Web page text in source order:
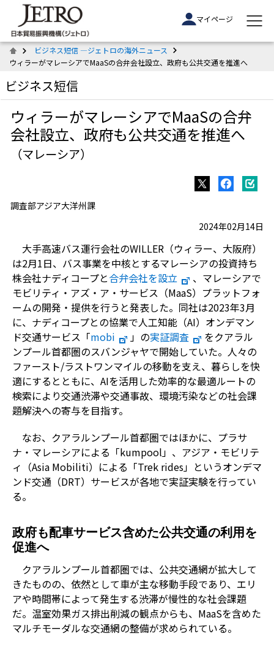
マイページ
ビジネス短信 ―ジェトロの海外ニュース
ウィラーがマレーシアでMaaSの合弁会社設立、政府も公共交通を推進へ
ビジネス短信
ウィラーがマレーシアでMaaSの合弁
会社設立、政府も公共交通を推進へ
（マレーシア）
調査部アジア大洋州課
2024年02月14日
大手高速バス運行会社のWILLER（ウィラー、大阪府）
は2月1日、バス事業を中核とするマレーシアの投資持ち
株会社ナディコープと合弁会社を設立
、マレーシアで
モビリティ・アズ・ア・サービス（MaaS）プラットフォ
ームの開発・提供を行うと発表した。同社は2023年3月
に、ナディコープとの協業で人工知能（AI）オンデマン
ド交通サービス「mobi 」の実証調査
をクアラル
ンプール首都圏のスバンジャヤで開始していた。人々の
ファースト/ラストワンマイルの移動を支え、暮らしを快
適にするとともに、AIを活用した効率的な最適ルートの
検索により交通渋滞や交通事故、環境汚染などの社会課
題解決への寄与を目指す。
なお、クアラルンプール首都圏ではほかに、プラサ
ナ・マレーシアによる「kumpool」、アジア・モビリテ
ィ（Asia Mobiliti）による「Trek rides」というオンデマ
ンド交通（DRT）サービスが各地で実証実験を行ってい
る。
政府も配車サービス含めた公共交通の利用を
促進へ
クアラルンプール首都圏では、公共交通網が拡大して
きたものの、依然として車が主な移動手段であり、エリ
アや時間帯によって発生する渋滞が慢性的な社会課題
だ。温室効果ガス排出削減の観点からも、MaaSを含めた
マルチモーダルな交通網の整備が求められている。